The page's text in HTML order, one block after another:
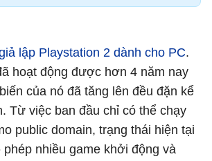
lập Playstation 2 dành cho PC.
hoạt động được hơn 4 năm nay
của nó đã tăng lên đều đặn kể
Từ việc ban đầu chỉ có thể chạy
public domain, trạng thái hiện tại
phép nhiều game khởi động và